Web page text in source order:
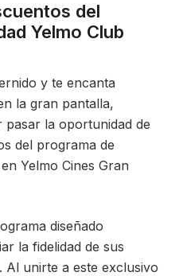
del
Yelmo Club
y te encanta
la gran pantalla,
pasar la oportunidad de
del programa de
Yelmo Cines Gran
diseñado
la fidelidad de sus
Al unirte a este exclusivo